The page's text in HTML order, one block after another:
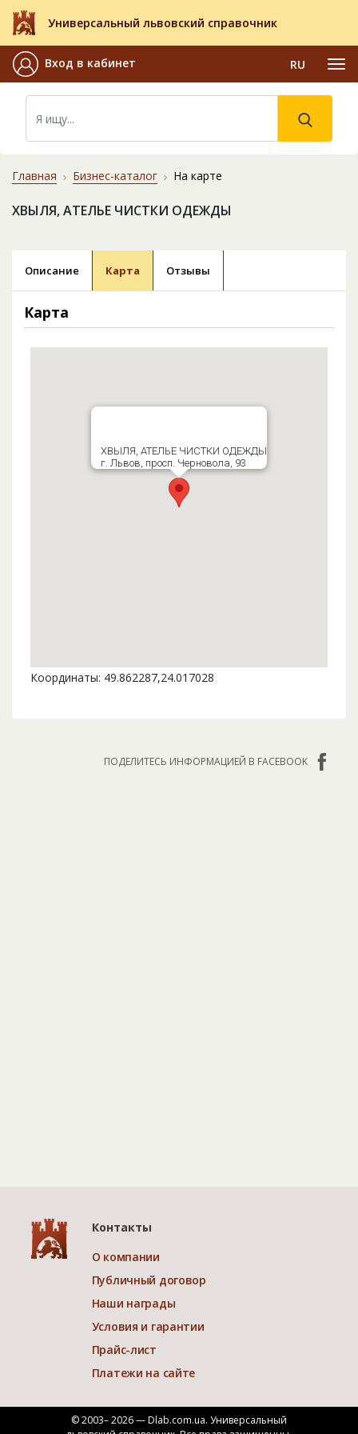
Универсальный львовский справочник
Вход в кабинет RU
Главная Бизнес-каталог На карте
ХВЫЛЯ, АТЕЛЬЕ ЧИСТКИ ОДЕЖДЫ
Описание Карта Отзывы
Карта
ХВЫЛЯ, АТЕЛЬЕ ЧИСТКИ ОДЕЖДЫ
г. Львов, просп. Черновола, 93
Координаты: 49.862287,24.017028
ПОДЕЛИТЕСЬ ИНФОРМАЦИЕЙ В FACEBOOK
Контакты
О компании
Публичный договор
Наши награды
Условия и гарантии
Прайс-лист
Платежи на сайте
© 2003– 2026 — Dlab.com.ua. Универсальный